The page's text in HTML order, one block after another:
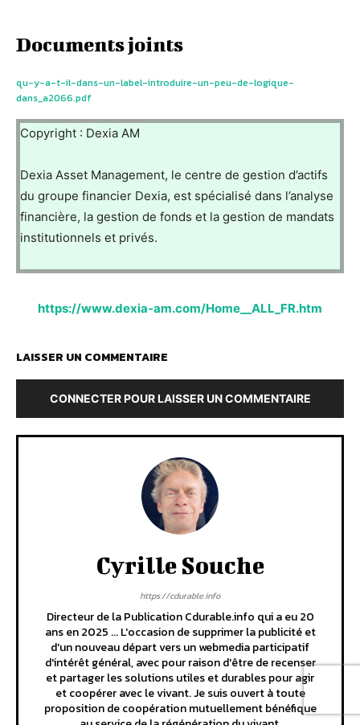
Documents joints
qu-y-a-t-il-dans-un-label-introduire-un-peu-de-logique-
dans_a2066.pdf
Copyright : Dexia AM
Dexia Asset Management, le centre de gestion d’actifs
du groupe financier Dexia, est spécialisé dans l’analyse
financière, la gestion de fonds et la gestion de mandats
institutionnels et privés.
https://www.dexia-am.com/Home__ALL_FR.htm
LAISSER UN COMMENTAIRE
CONNECTER POUR LAISSER UN COMMENTAIRE
Cyrille Souche
https://cdurable.info
Directeur de la Publication Cdurable.info qui a eu 20
ans en 2025 ... L'occasion de supprimer la publicité et
d'un nouveau départ vers un webmedia participatif
d'intérêt général, avec pour raison d'être de recenser
et partager les solutions utiles et durables pour agir
et coopérer avec le vivant. Je suis ouvert à toute
proposition de coopération mutuellement bénéfique